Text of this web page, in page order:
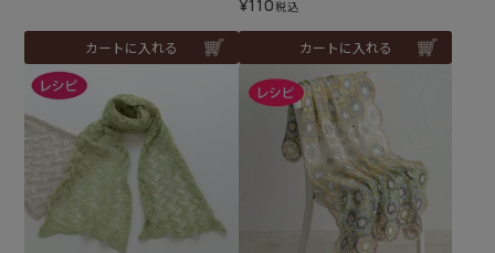
カートに入れる
¥110税込
カートに入れる